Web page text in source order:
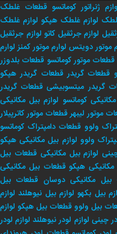
ژنراتور کوماتسو قطعات غلطک
لوازم غلطک هپکو لوازم غلطک
لوازم جرثقیل کاتو لوازم جرثقیل
موتور دویتس لوارم موتور کمنز لوارم
قطعات موتور کوماتسو قطعات بلدوزر
قطعات گریدر قطعات گریدر هپکو
گریدر میتسوبیشی قطعات گریدر
کوماتسو لوازم بیل مکانیکی
موتور لیبهرقطعات موتور کاترپیلار
ولوو قطعات دامپتراک کوماتسو
ولوو لوازم بیل مکانیکی هپکو
لوازم بیل مکانیکی قطعات بیل
هپکو قطعات بیل مکانیکی
بیل مکانیکی دوسان قطعات بیل
بیل بکهو لوازم بیل نیوهلند لوازم
بیل ولووقطعات بیل هپکو لوازم
چینی لوازم لودر نیوهلند لوازم لودر